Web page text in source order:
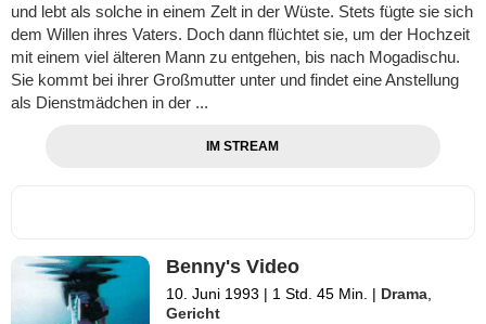
und lebt als solche in einem Zelt in der Wüste. Stets fügte sie sich
dem Willen ihres Vaters. Doch dann flüchtet sie, um der Hochzeit
mit einem viel älteren Mann zu entgehen, bis nach Mogadischu.
Sie kommt bei ihrer Großmutter unter und findet eine Anstellung
als Dienstmädchen in der ...
IM STREAM
Benny's Video
10. Juni 1993 | 1 Std. 45 Min. | Drama,
Gericht